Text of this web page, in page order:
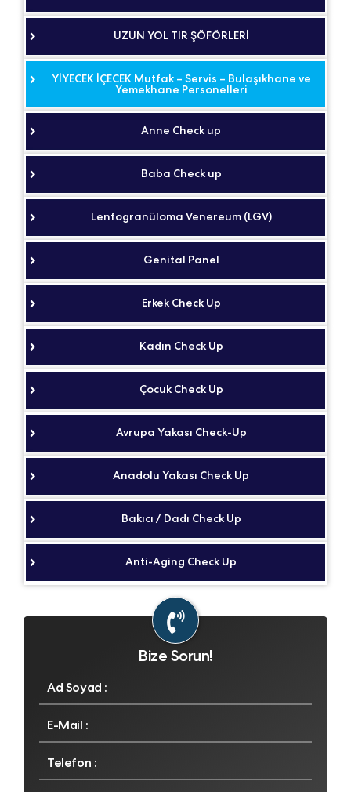
UZUN YOL TIR ŞÖFÖRLERİ
YİYECEK İÇECEK Mutfak – Servis – Bulaşıkhane ve
Yemekhane Personelleri
Anne Check up
Baba Check up
Lenfogranüloma Venereum (LGV)
Genital Panel
Erkek Check Up
Kadın Check Up
Çocuk Check Up
Avrupa Yakası Check-Up
Anadolu Yakası Check Up
Bakıcı / Dadı Check Up
Anti-Aging Check Up
Bize Sorun!